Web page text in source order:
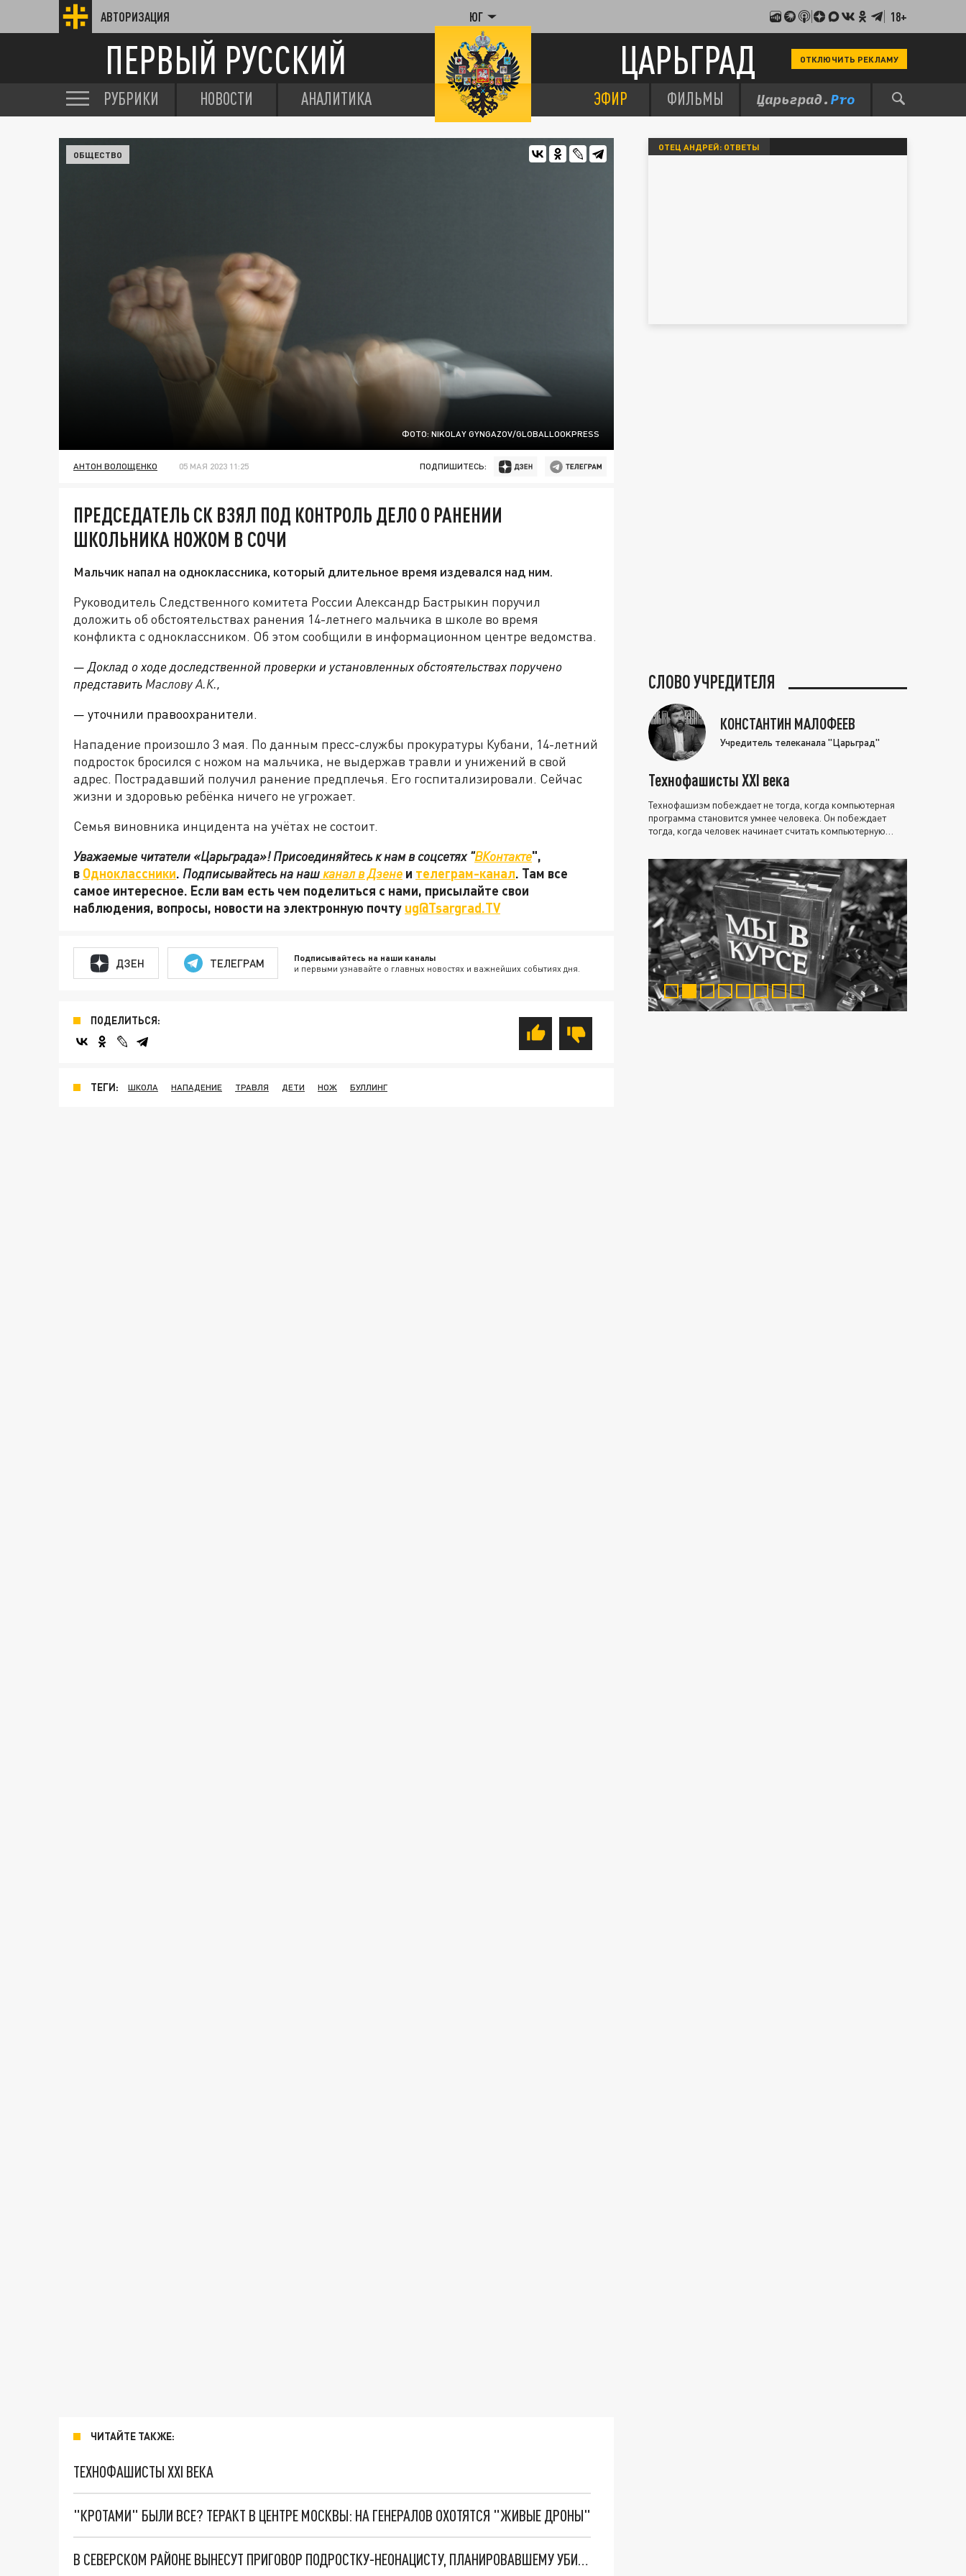
АВТОРИЗАЦИЯ ЮГ 18+
ПЕРВЫЙ РУССКИЙ ЦАРЬГРАД ОТКЛЮЧИТЬ РЕКЛАМУ
РУБРИКИ НОВОСТИ АНАЛИТИКА ЭФИР ФИЛЬМЫ
ФОТО: NIKOLAY GYNGAZOV/GLOBALLOOKPRESS
ОБЩЕСТВО
АНТОН ВОЛОЩЕНКО 05 МАЯ 2023 11:25 ПОДПИШИТЕСЬ:
ПРЕДСЕДАТЕЛЬ СК ВЗЯЛ ПОД КОНТРОЛЬ ДЕЛО О РАНЕНИИ
ШКОЛЬНИКА НОЖОМ В СОЧИ
Мальчик напал на одноклассника, который длительное время издевался над ним.
Руководитель Следственного комитета России Александр Бастрыкин поручил
доложить об обстоятельствах ранения 14-летнего мальчика в школе во время
конфликта с одноклассником. Об этом сообщили в информационном центре ведомства.
— Доклад о ходе доследственной проверки и установленных обстоятельствах поручено
представить Маслову А.К.,
— уточнили правоохранители.
Нападение произошло 3 мая. По данным пресс-службы прокуратуры Кубани, 14-летний
подросток бросился с ножом на мальчика, не выдержав травли и унижений в свой
адрес. Пострадавший получил ранение предплечья. Его госпитализировали. Сейчас
жизни и здоровью ребёнка ничего не угрожает.
Семья виновника инцидента на учётах не состоит.
Уважаемые читатели «Царьграда»! Присоединяйтесь к нам в соцсетях "ВКонтакте",
в Одноклассники. Подписывайтесь на нашканал в Дзене и телеграм-канал. Там все
самое интересное. Если вам есть чем поделиться с нами, присылайте свои
наблюдения, вопросы, новости на электронную почту ug@Tsargrad.TV
ДЗЕН ТЕЛЕГРАМ Подписывайтесь на наши каналы
и первыми узнавайте о главных новостях и важнейших событиях дня.
ПОДЕЛИТЬСЯ:
ТЕГИ: ШКОЛА НАПАДЕНИЕ ТРАВЛЯ ДЕТИ НОЖ БУЛЛИНГ
ЧИТАЙТЕ ТАКЖЕ:
ТЕХНОФАШИСТЫ XXI ВЕКА
"КРОТАМИ" БЫЛИ ВСЕ? ТЕРАКТ В ЦЕНТРЕ МОСКВЫ: НА ГЕНЕРАЛОВ ОХОТЯТСЯ "ЖИВЫЕ ДРОНЫ"
В СЕВЕРСКОМ РАЙОНЕ ВЫНЕСУТ ПРИГОВОР ПОДРОСТКУ-НЕОНАЦИСТУ, ПЛАНИРОВАВШЕМУ УБИЙСТВО БЕЗДОМНЫХ
ОТЕЦ АНДРЕЙ: ОТВЕТЫ
СЛОВО УЧРЕДИТЕЛЯ
КОНСТАНТИН МАЛОФЕЕВ
Учредитель телеканала "Царьград"
Технофашисты XXI века
Технофашизм побеждает не тогда, когда компьютерная
программа становится умнее человека. Он побеждает
тогда, когда человек начинает считать компьютерную